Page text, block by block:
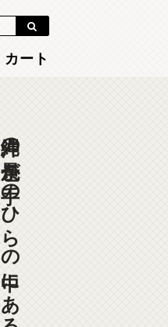
カート
沖縄の景色が手のひらの中にある